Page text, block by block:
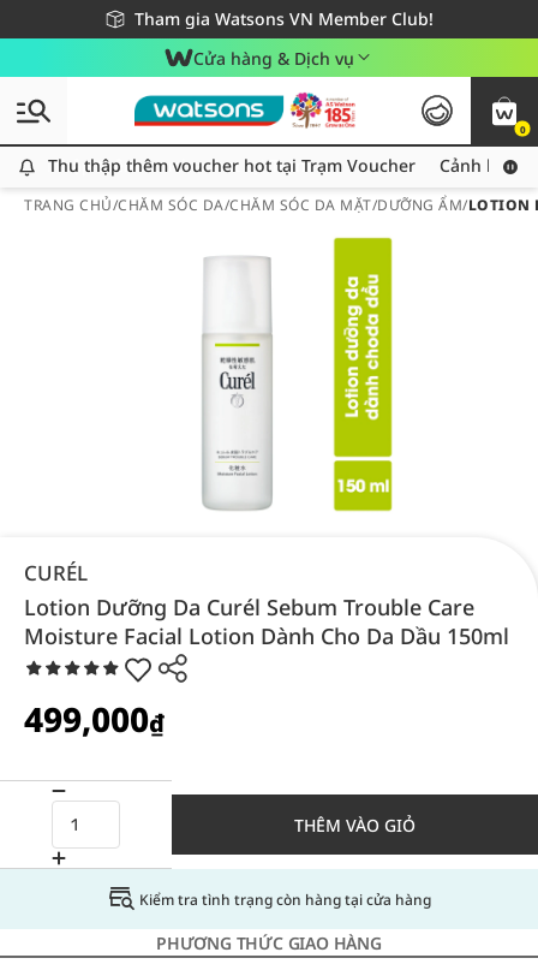
Tham gia Watsons VN Member Club!
Miễn phí giao hàng cho đơn hàng từ 249,000Đ
Giao hàng nhanh 24h - Áp dụng khu vực TP. Hồ Chí Minh
Cửa hàng & Dịch vụ
0
Thu thập thêm voucher hot tại Trạm Voucher
Thu thập thêm voucher hot tại Trạm Voucher Cảnh báo
TRANG CHỦ/CHĂM SÓC DA/CHĂM SÓC DA MẶT/DƯỠNG ẨM/LOTION
CURÉL
Lotion Dưỡng Da Curél Sebum Trouble Care
Moisture Facial Lotion Dành Cho Da Dầu 150ml
499,000₫
THÊM VÀO GIỎ
Kiểm tra tình trạng còn hàng tại cửa hàng
PHƯƠNG THỨC GIAO HÀNG